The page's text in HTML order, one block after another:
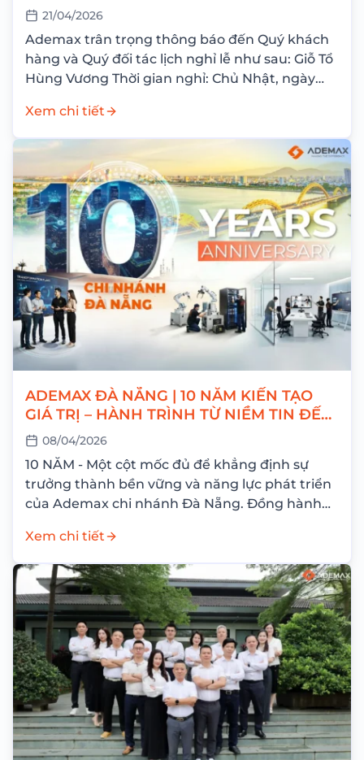
21/04/2026
Ademax trân trọng thông báo đến Quý khách
hàng và Quý đối tác lịch nghỉ lễ như sau: Giỗ Tổ
Hùng Vương Thời gian nghỉ: Chủ Nhật, ngày
Xem chi tiết
ADEMAX ĐÀ NẴNG | 10 NĂM KIẾN TẠO
GIÁ TRỊ – HÀNH TRÌNH TỪ NIỀM TIN ĐẾN
THÀNH CÔNG
08/04/2026
10 NĂM - Một cột mốc đủ để khẳng định sự
trưởng thành bền vững và năng lực phát triển
của Ademax chi nhánh Đà Nẵng. Đồng hành
Xem chi tiết